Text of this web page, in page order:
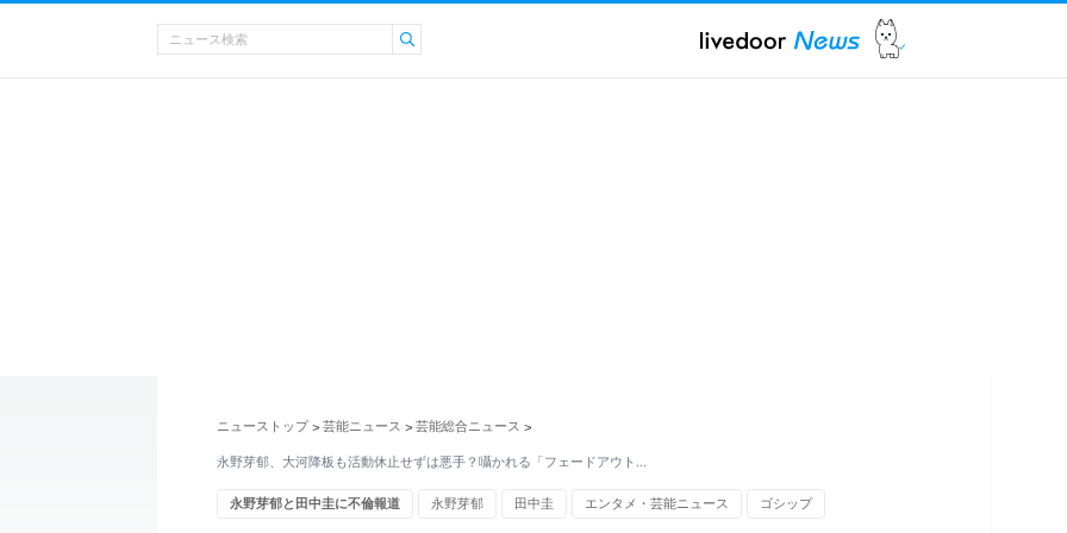
ニューストップ > 芸能ニュース > 芸能総合ニュース >
永野芽郁、大河降板も活動休止せずは悪手？囁かれる「フェードアウト…
永野芽郁と田中圭に不倫報道 永野芽郁 田中圭 エンタメ・芸能ニュース ゴシップ